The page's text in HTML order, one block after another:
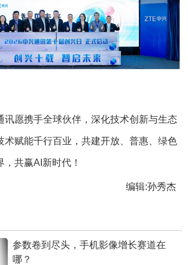
讯愿携手全球伙伴，深化技术创新与生态
术赋能千行百业，共建开放、普惠、绿色
共赢AI新时代！
编辑:孙秀杰
参数卷到尽头，手机影像增长赛道在
哪？